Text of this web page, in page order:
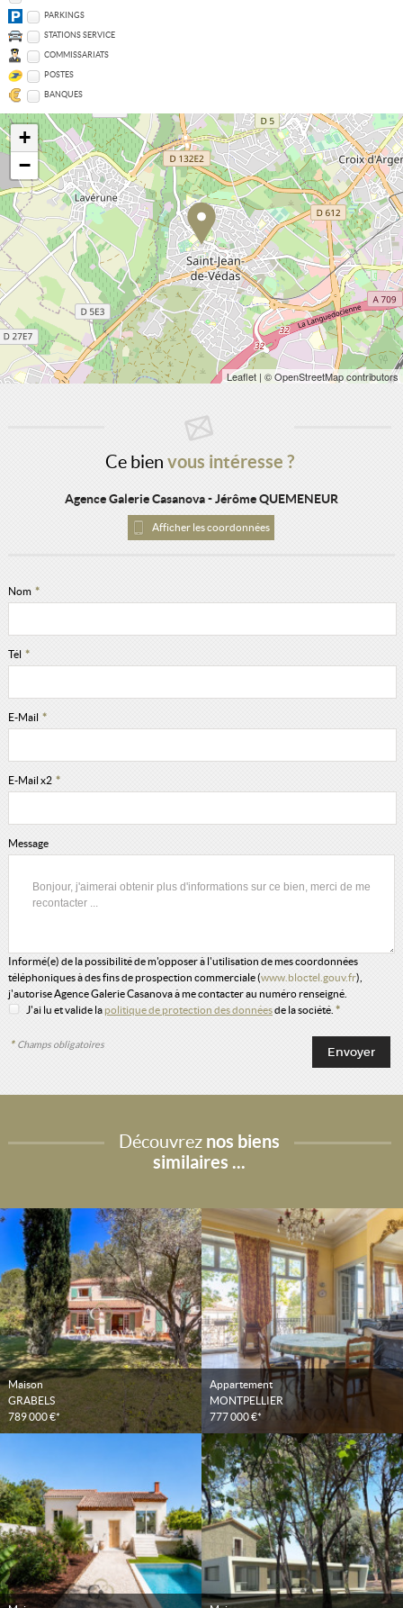
PARKINGS
STATIONS SERVICE
COMMISSARIATS
POSTES
BANQUES
+
−
Leaflet | © OpenStreetMap contributors
Ce bien vous intéresse ?
Agence Galerie Casanova - Jérôme QUEMENEUR
Afficher les coordonnées
Nom *
Tél *
E-Mail *
E-Mail x2 *
Message
Informé(e) de la possibilité de m'opposer à l'utilisation de mes coordonnées
téléphoniques à des fins de prospection commerciale (www.bloctel.gouv.fr),
j'autorise Agence Galerie Casanova à me contacter au numéro renseigné.
J'ai lu et valide la politique de protection des donnéesde la société. *
* Champs obligatoires
Découvrez nos biens
similaires ...
Maison
GRABELS
789 000 €*
Appartement
MONTPELLIER
777 000 €*